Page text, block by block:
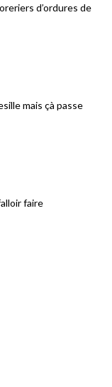
d’ordures de
mais çà passe
faire